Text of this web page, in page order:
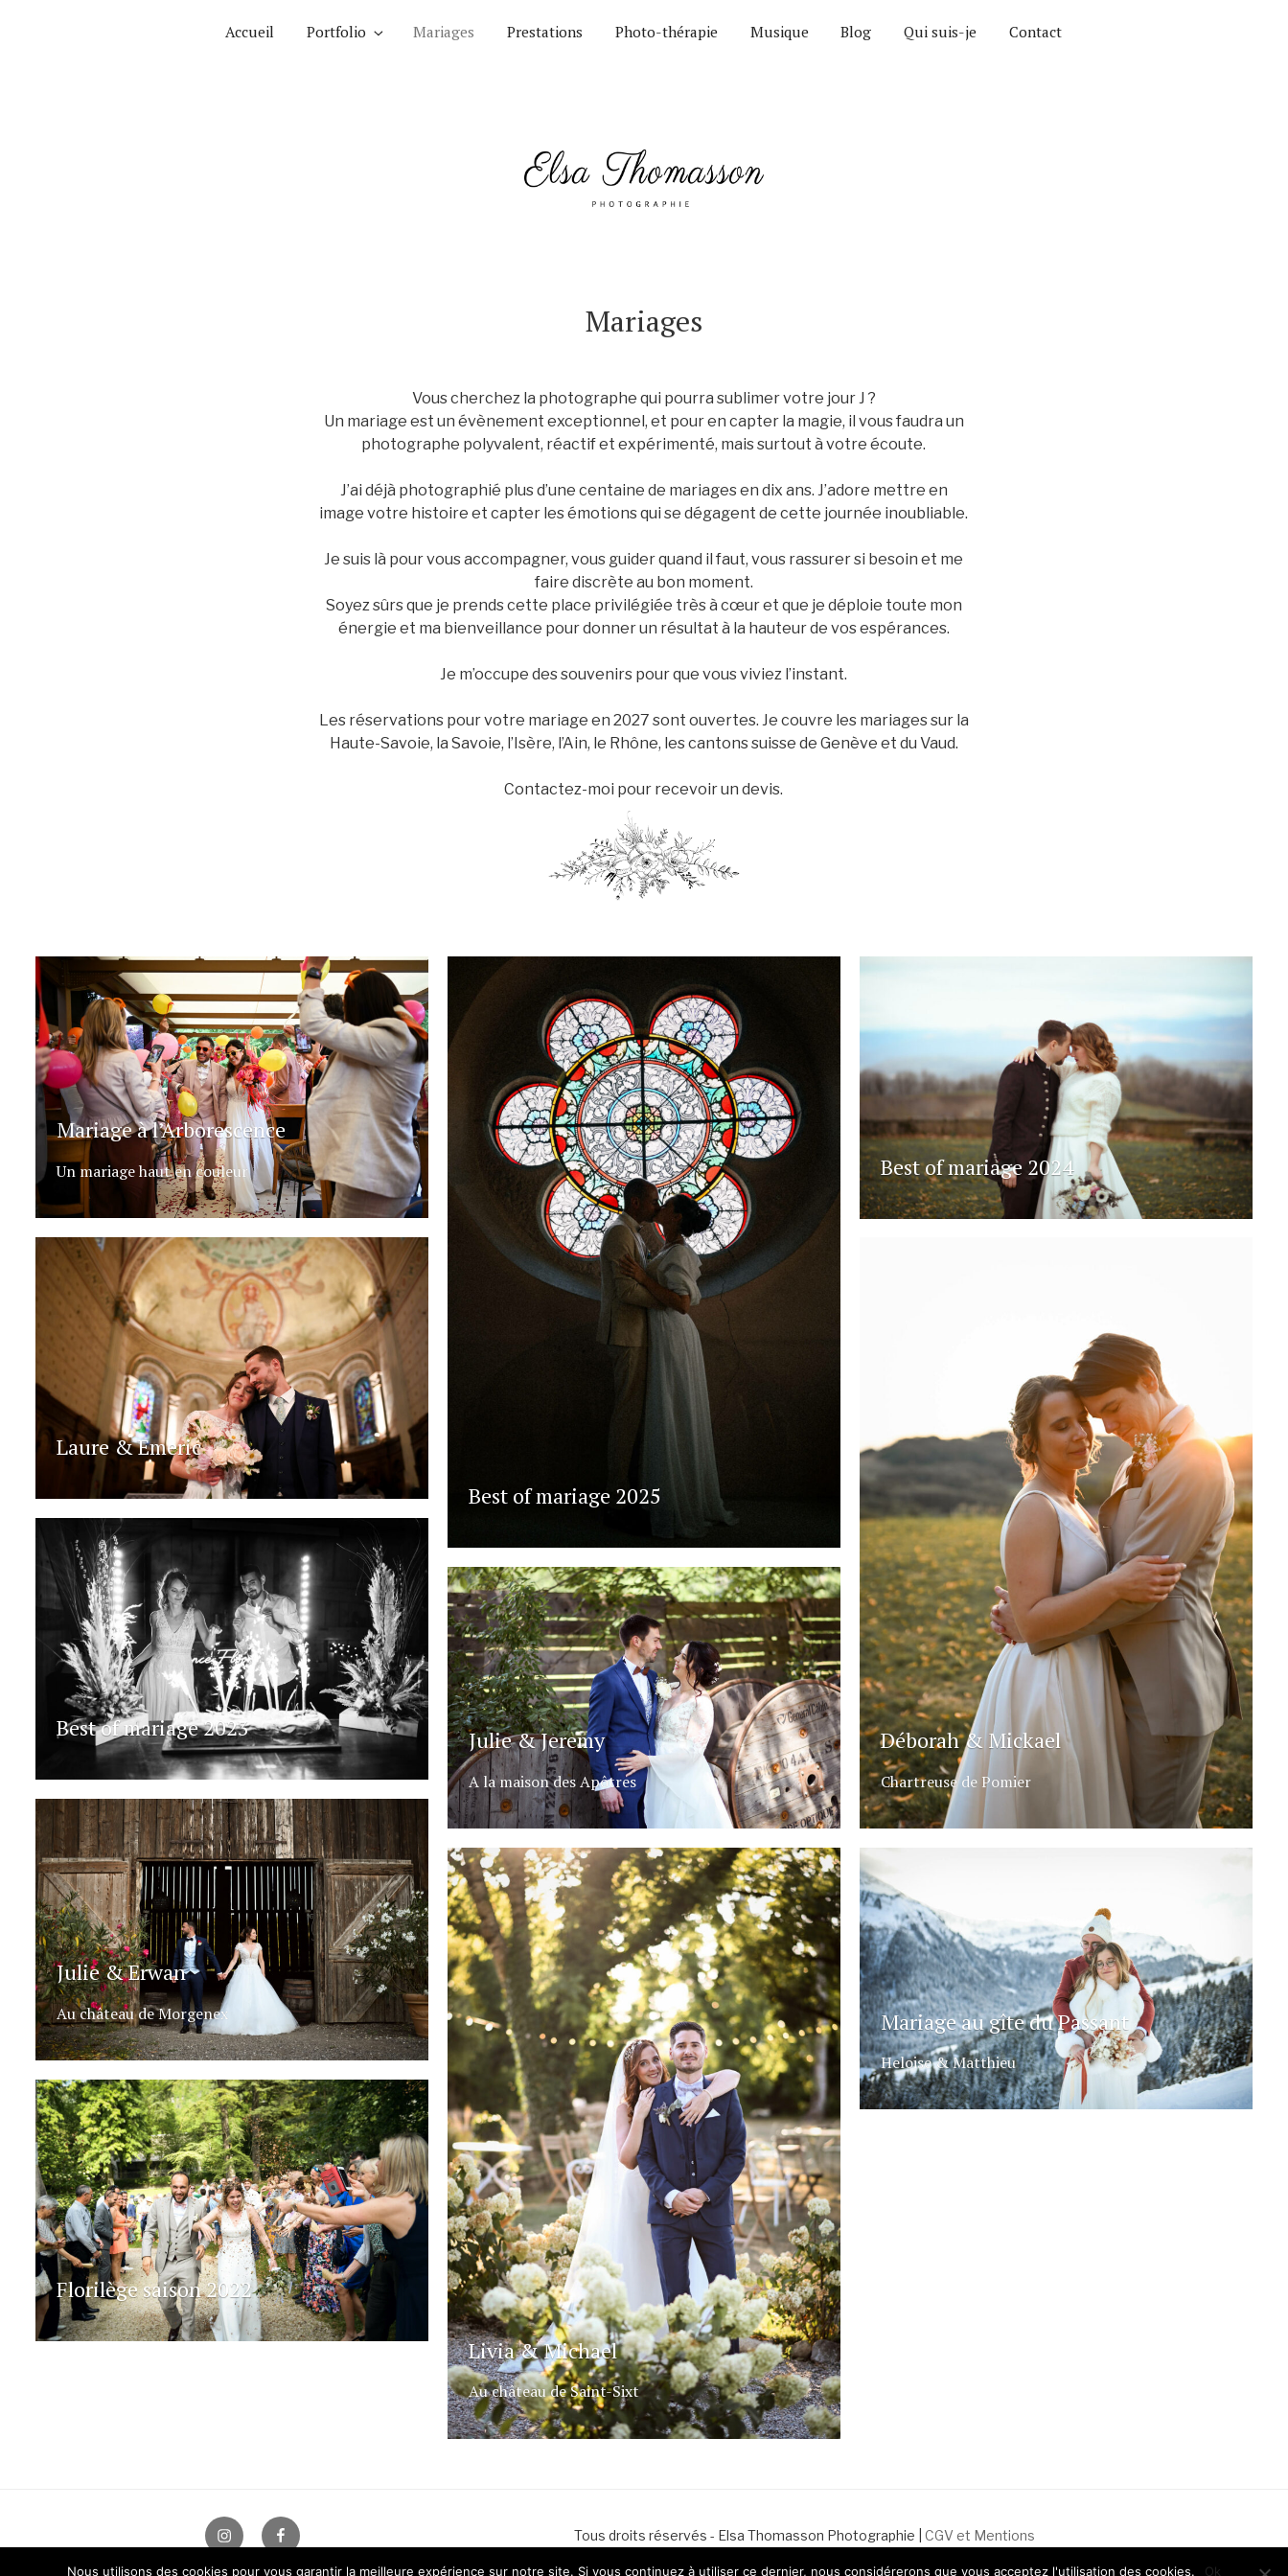
Accueil Portfolio Mariages Prestations Photo-thérapie Musique Blog Qui suis-je Contact
Mariages
Vous cherchez la photographe qui pourra sublimer votre jour J ?
Un mariage est un évènement exceptionnel, et pour en capter la magie, il vous faudra un
photographe polyvalent, réactif et expérimenté, mais surtout à votre écoute.
J’ai déjà photographié plus d’une centaine de mariages en dix ans. J’adore mettre en
image votre histoire et capter les émotions qui se dégagent de cette journée inoubliable.
Je suis là pour vous accompagner, vous guider quand il faut, vous rassurer si besoin et me
faire discrète au bon moment.
Soyez sûrs que je prends cette place privilégiée très à cœur et que je déploie toute mon
énergie et ma bienveillance pour donner un résultat à la hauteur de vos espérances.
Je m’occupe des souvenirs pour que vous viviez l’instant.
Les réservations pour votre mariage en 2027 sont ouvertes. Je couvre les mariages sur la
Haute-Savoie, la Savoie, l’Isère, l’Ain, le Rhône, les cantons suisse de Genève et du Vaud.
Contactez-moi pour recevoir un devis.
Mariage à l’Arborescence
Un mariage haut en couleur
Best of mariage 2025
Best of mariage 2024
Laure & Emeric
Déborah & Mickael
Chartreuse de Pomier
Best of mariage 2023 Julie & Jeremy
A la maison des Apôtres
Julie & Erwan
Au château de Morgenex
Livia & Michael
Au château de Saint-Sixt
Mariage au gîte du Passant
Heloise & Matthieu
Florilège saison 2022
InstagramFacebook Tous droits réservés - Elsa Thomasson Photographie | CGV et Mentions
Nous utilisons des cookies pour vous garantir la meilleure expérience sur notre site. Si vous continuez à utiliser ce dernier, nous considérerons que vous acceptez l'utilisation des cookies. Ok